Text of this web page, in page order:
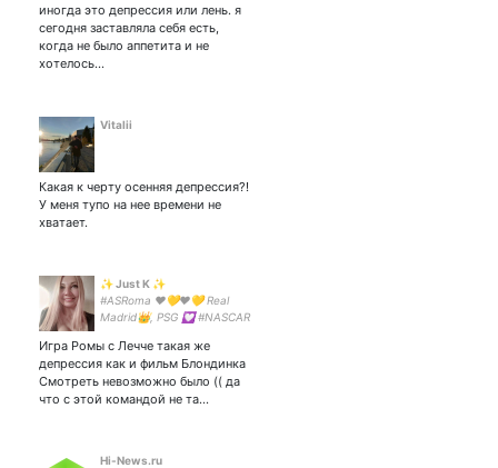
(желательно от 20 до 30,
но не принципиально) из
Москвы 🇷🇺
иногда это депрессия или лень. я
сегодня заставляла себя есть,
когда не было аппетита и не
хотелось...
Vitalii
Какая к черту осенняя депрессия?!
У меня тупо на нее времени не
хватает.
✨ Just K ✨
#ASRoma ❤️💛❤️💛 Real
Madrid👑, PSG 💟 #NASCAR
Игра Ромы с Лечче такая же
депрессия как и фильм Блондинка
Смотреть невозможно было (( да
что с этой командой не та…
Hi-News.ru